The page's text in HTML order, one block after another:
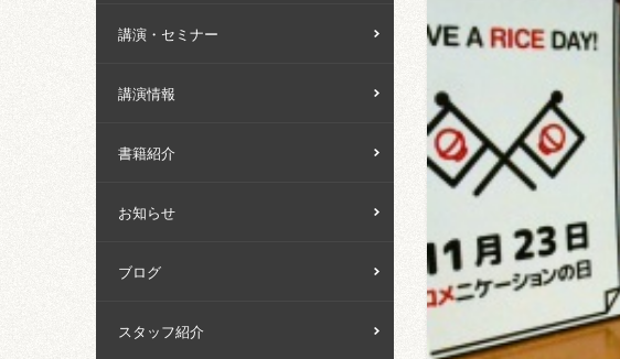
講演・セミナー
講演情報
書籍紹介
お知らせ
ブログ
スタッフ紹介